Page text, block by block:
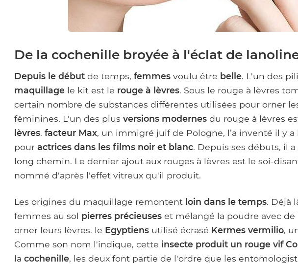
De la cochenille broyée à l'éclat de
Depuis le début de temps, femmes voulu être belle. L'un des
maquillage le kit est le rouge à lèvres. Sous le rouge à lèvres
certain nombre de substances différentes utilisées pour orner
féminines. L'un des plus versions modernes du rouge à lèvres
lèvres. facteur Max, un immigré juif de Pologne, l’a inventé il y
pour actrices dans les films noir et blanc. Depuis ses débuts, il
long chemin. Le dernier ajout aux rouges à lèvres est le soi-
nommé d'après l'effet vitreux qu'il produit.
Les origines du maquillage remontent loin dans le temps. Déjà
femmes au sol pierres précieuses et mélangé la poudre avec
orner leurs lèvres. le Egyptiens utilisé écrasé Kermes vermilio,
Comme son nom l'indique, cette insecte produit un rouge vif
la cochenille, les deux font partie de l'ordre que les